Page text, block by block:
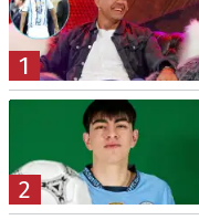
1
2